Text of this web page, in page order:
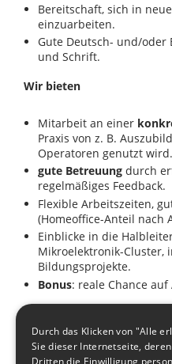
Bereitschaft, sich in
einzuarbeiten.
Gute Deutsch- und/oder
und Schrift.
Wir bieten
Mitarbeit an einer
Praxis von z. B.
Operatoren genutzt wird.
gute Betreuungdurch
regelmäßiges Feedback.
Flexible Arbeitszeiten,
(Homeoffice-Anteil nach
Einblicke in die
Mikroelektronik-Cluster,
Bildungsprojekte.
Bonus: reale Chance
Bitte sende uns bis
Mail anbormann@qfmd.de
Durch das Klicken von "Alle
Sie dieser Internetseite,
Dritten die Einwilligung